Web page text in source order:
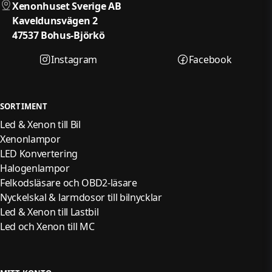
Xenonhuset Sverige AB
Kaveldunsvägen 2
47537 Bohus-Björkö
Instagram
Facebook
SORTIMENT
Led & Xenon till Bil
Xenonlampor
LED Konvertering
Halogenlampor
Felkodsläsare och OBD2-läsare
Nyckelskal & larmdosor till bilnycklar
Led & Xenon till Lastbil
Led och Xenon till MC